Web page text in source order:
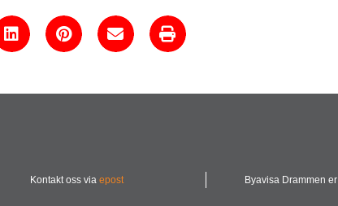
Kontakt oss viaepost Byavisa Drammen er